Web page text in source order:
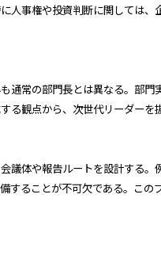
人事権や投資判断に関しては
通常の部門長とは異なる。部
観点から、次世代リーダーを
議体や報告ルートを設計する
することが不可欠である。こ